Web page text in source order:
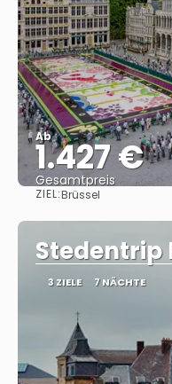
Ab
1.427 €
Gesamtpreis
ZIEL:Brüssel
Stedentrip
3 ZIELE 7 NÄCHTE